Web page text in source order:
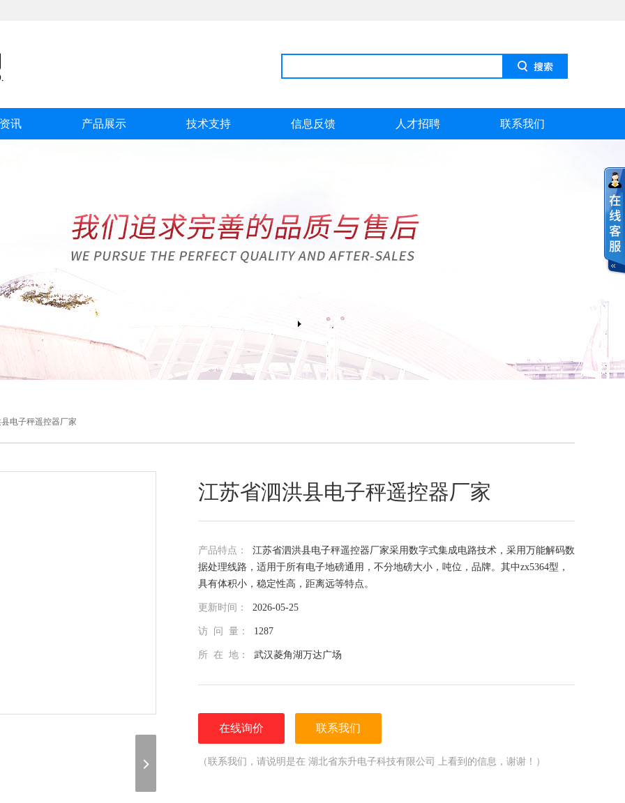
讯 产品展示 技术支持 信息反馈 人才招聘 联系我们
电子秤遥控器厂家
江苏省泗洪县电子秤遥控器厂家
产品特点： 江苏省泗洪县电子秤遥控器厂家采用数字式集成电路技术，采用万能解码数
据处理线路，适用于所有电子地磅通用，不分地磅大小，吨位，品牌。其中zx5364型，
具有体积小，稳定性高，距离远等特点。
更新时间： 2026-05-25
访 问 量： 1287
所 在 地： 武汉菱角湖万达广场
在线询价 联系我们
（联系我们，请说明是在 湖北省东升电子科技有限公司 上看到的信息，谢谢！）